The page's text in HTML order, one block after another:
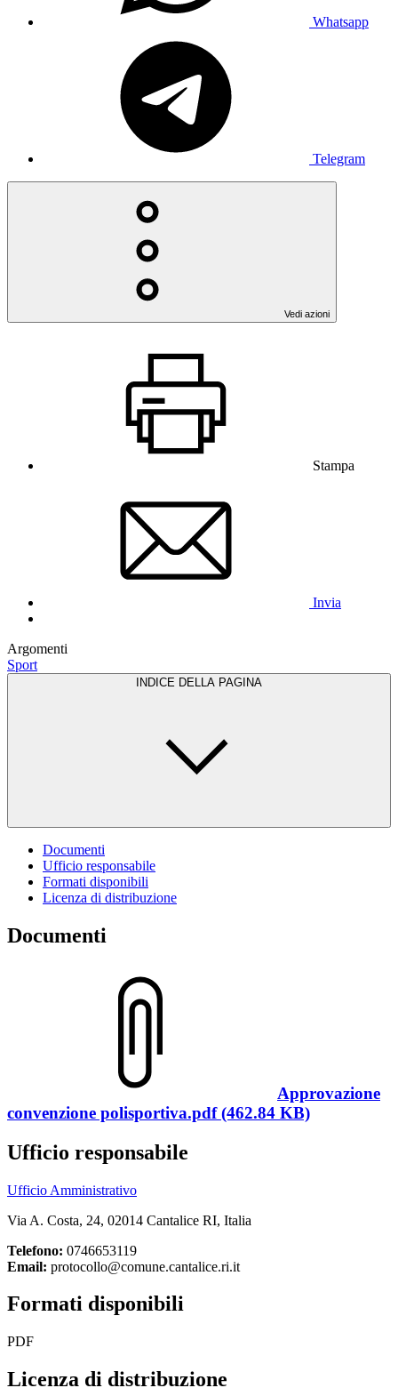
Whatsapp
Telegram
Vedi azioni
Stampa
Invia
Argomenti
Sport
INDICE DELLA PAGINA
Documenti
Ufficio responsabile
Formati disponibili
Licenza di distribuzione
Documenti
Approvazione
convenzione polisportiva.pdf (462.84 KB)
Ufficio responsabile
Ufficio Amministrativo
Via A. Costa, 24, 02014 Cantalice RI, Italia
Telefono: 0746653119
Email: protocollo@comune.cantalice.ri.it
Formati disponibili
PDF
Licenza di distribuzione